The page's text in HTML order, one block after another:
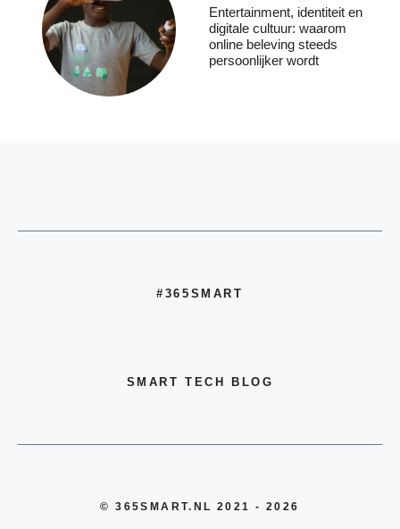
Entertainment, identiteit en
digitale cultuur: waarom
online beleving steeds
persoonlijker wordt
#365SMART
SMART TECH BLOG
© 365SMART.NL 2021 - 2026